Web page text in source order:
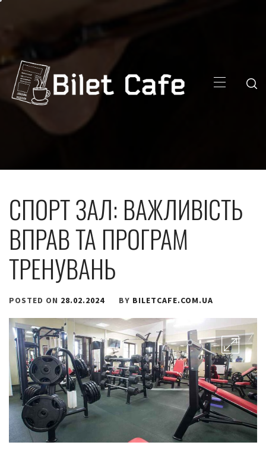
Menu
СПОРТ ЗАЛ: ВАЖЛИВІСТЬ
ВПРАВ ТА ПРОГРАМ
ТРЕНУВАНЬ
POSTED ON 28.02.2024 BY BILETCAFE.COM.UA